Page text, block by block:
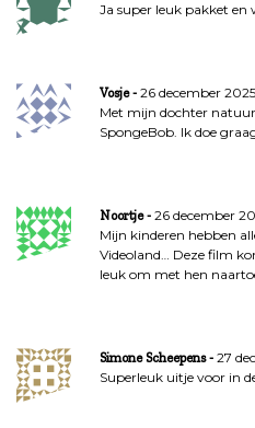
Ja super leuk pakket en
Vosje
26 december
Met mijn dochter
SpongeBob. Ik doe
Noortje
26 december
Mijn kinderen hebben
Videoland… Deze film
leuk om met hen
Simone Scheepens
27
Superleuk uitje voor in